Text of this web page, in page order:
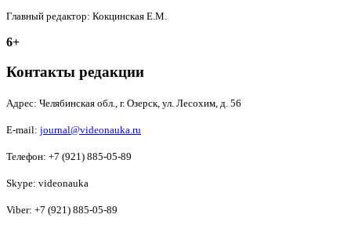
Главный редактор: Кокцинская Е.М.
6+
Контакты редакции
Адрес: Челябинская обл., г. Озерск, ул. Лесохим, д. 56
E-mail: journal@videonauka.ru
Телефон: +7 (921) 885-05-89
Skype: videonauka
Viber: +7 (921) 885-05-89